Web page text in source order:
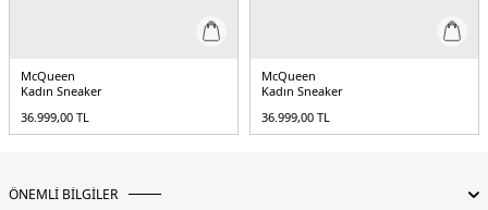
McQueen
Kadın Sneaker
36.999,00 TL
McQueen
Kadın Sneaker
36.999,00 TL
ÖNEMLİ BİLGİLER